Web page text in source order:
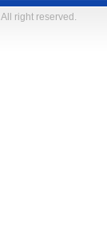
All right reserved.